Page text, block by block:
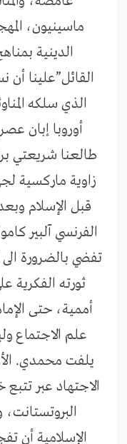
ماسينيون،
الدينية
القائل”علينا أن
الذي سلكه
أوروبا إبان
طالعنا شريعتي
زاوية ماركسية
قبل الإسلام
الفرنسي آلبير
تفضي بالضرورة الى
ثورته الفكرية
أممية، حتى
علم الاجتماع
يلفت محمدي.
الاجتهاد عبر
البروتستانت،
الإسلامية أن